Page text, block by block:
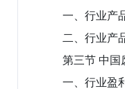
一、行业产
二、行业产
第三节 中国
一、行业盈